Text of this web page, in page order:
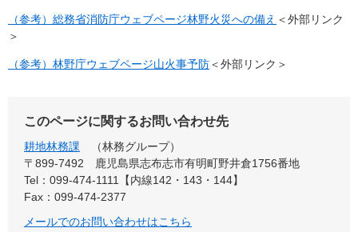
（参考）総務省消防庁ウェブページ林野火災への備え ＜外部リンク
＞
（参考）林野庁ウェブページ山火事予防＜外部リンク＞
このページに関するお問い合わせ先
耕地林務課
林務グループ
〒899-7492
鹿児島県志布志市有明町野井倉1756番地
Tel：099-474-1111【内線142・143・144】
Fax：099-474-2377
メールでのお問い合わせはこちら